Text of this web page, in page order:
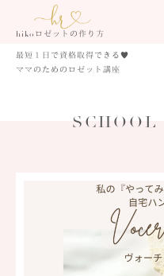
hiko ロゼットの作り方
最短１日で資格取得できる♥
ママのためのロゼット講座
SCHOOL